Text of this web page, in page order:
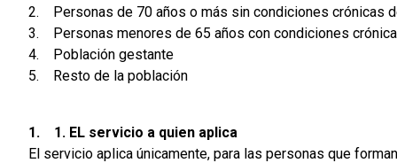
2. Personas de 70 años o más sin condiciones crónicas
3. Personas menores de 65 años con condiciones
4. Población gestante
5. Resto de la población
1. 1. EL servicio a quien aplica
El servicio aplica únicamente, para las personas que